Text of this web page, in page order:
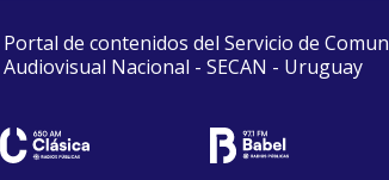
Portal de contenidos del Servicio de
Audiovisual Nacional - SECAN - Uruguay